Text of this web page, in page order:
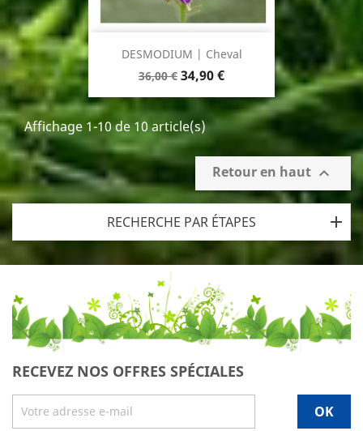
DESMODIUM | Cheval
Prix
base
36,00 € Prix
34,90 €
Affichage 1-10 de 10 article(s)
Retour en haut 
RECHERCHE PAR ÉTAPES
RECEVEZ NOS OFFRES SPÉCIALES